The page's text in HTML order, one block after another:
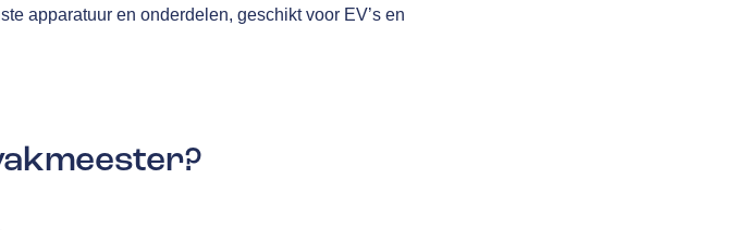
apparatuur en onderdelen, geschikt voor EV’s en